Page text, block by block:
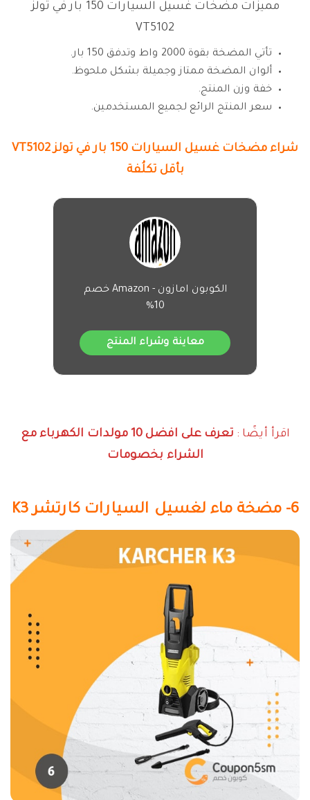
مميزات مضخات غسيل السيارات 150 بار في تولز
VT5102
تأتي المضخة بقوة 2000 واط وتدفق 150 بار.
ألوان المضخة ممتاز وجميلة بشكل ملحوظ.
خفة وزن المنتج.
سعر المنتج الرائع لجميع المستخدمين.
شراء مضخات غسيل السيارات 150 بار في تولز VT5102
بأقل تكلُفة
الكوبون امازون - Amazon خصم
10%
معاينة وشراء المنتج
اقرأ أيضًا :
تعرف على افضل 10 مولدات الكهرباء مع
الشراء بخصومات
6- مضخة ماء لغسيل السيارات كارتشر K3